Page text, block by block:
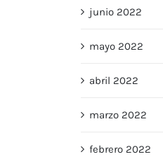
junio 2022
mayo 2022
abril 2022
marzo 2022
febrero 2022